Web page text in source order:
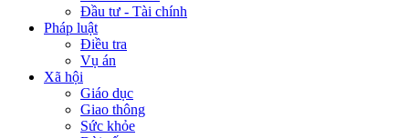
Đầu tư - Tài chính
Pháp luật
Điều tra
Vụ án
Xã hội
Giáo dục
Giao thông
Sức khỏe